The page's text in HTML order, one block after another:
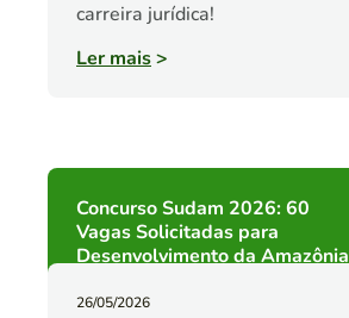
carreira jurídica!
Ler mais>
Concurso Sudam 2026: 60
Vagas Solicitadas para
Desenvolvimento da Amazônia
26/05/2026